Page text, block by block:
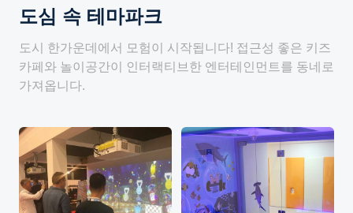
도심 속 테마파크
도시 한가운데에서 모험이 시작됩니다! 접근성 좋은 키즈
카페와 놀이공간이 인터랙티브한 엔터테인먼트를 동네로
가져옵니다.